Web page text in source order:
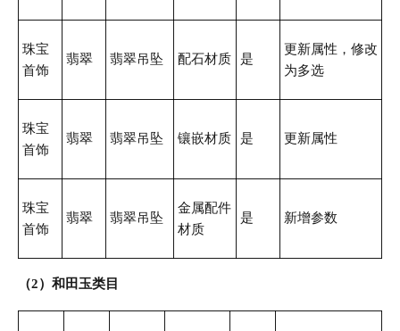
珠宝
首饰
翡翠 翡翠吊坠 配石材质 是
更新属性，修改
为多选
珠宝
首饰
翡翠 翡翠吊坠 镶嵌材质 是 更新属性
珠宝
首饰
翡翠 翡翠吊坠
金属配件
材质
是 新增参数
（2）和田玉类目